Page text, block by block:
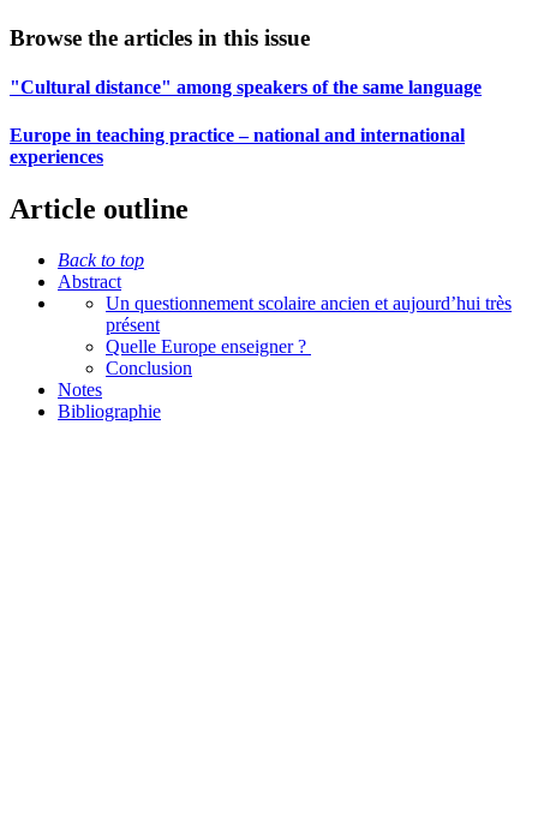
Browse the articles in this issue
"Cultural distance" among speakers of the same language
Europe in teaching practice – national and international
experiences
Article outline
Back to top
Abstract
Un questionnement scolaire ancien et aujourd’hui très
présent
Quelle Europe enseigner ?
Conclusion
Notes
Bibliographie